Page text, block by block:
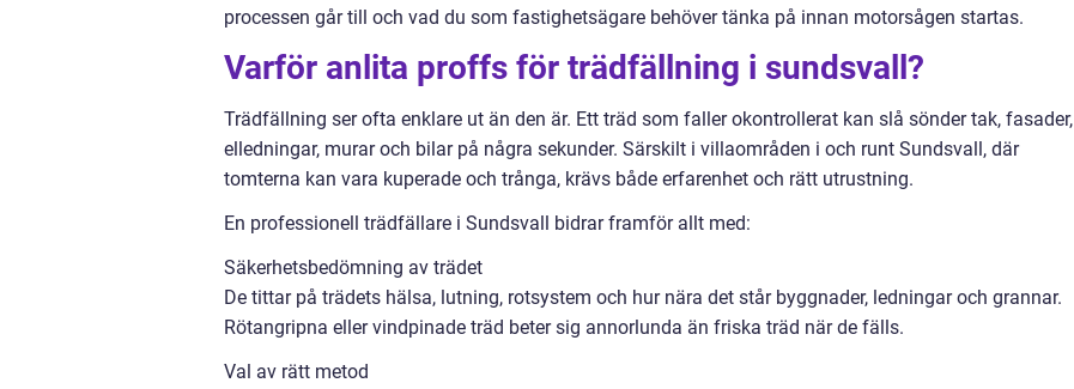
processen går till och vad du som fastighetsägare behöver tänka på innan motorsågen startas.
Varför anlita proffs för trädfällning i sundsvall?
Trädfällning ser ofta enklare ut än den är. Ett träd som faller okontrollerat kan slå sönder tak, fasader,
elledningar, murar och bilar på några sekunder. Särskilt i villaområden i och runt Sundsvall, där
tomterna kan vara kuperade och trånga, krävs både erfarenhet och rätt utrustning.
En professionell trädfällare i Sundsvall bidrar framför allt med:
Säkerhetsbedömning av trädet
De tittar på trädets hälsa, lutning, rotsystem och hur nära det står byggnader, ledningar och grannar.
Rötangripna eller vindpinade träd beter sig annorlunda än friska träd när de fälls.
Val av rätt metod